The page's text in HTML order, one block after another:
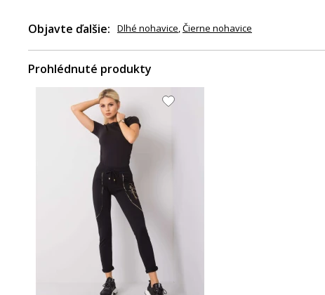
Objavte ďalšie: Dlhé nohavice,Čierne nohavice
Prohlédnuté produkty